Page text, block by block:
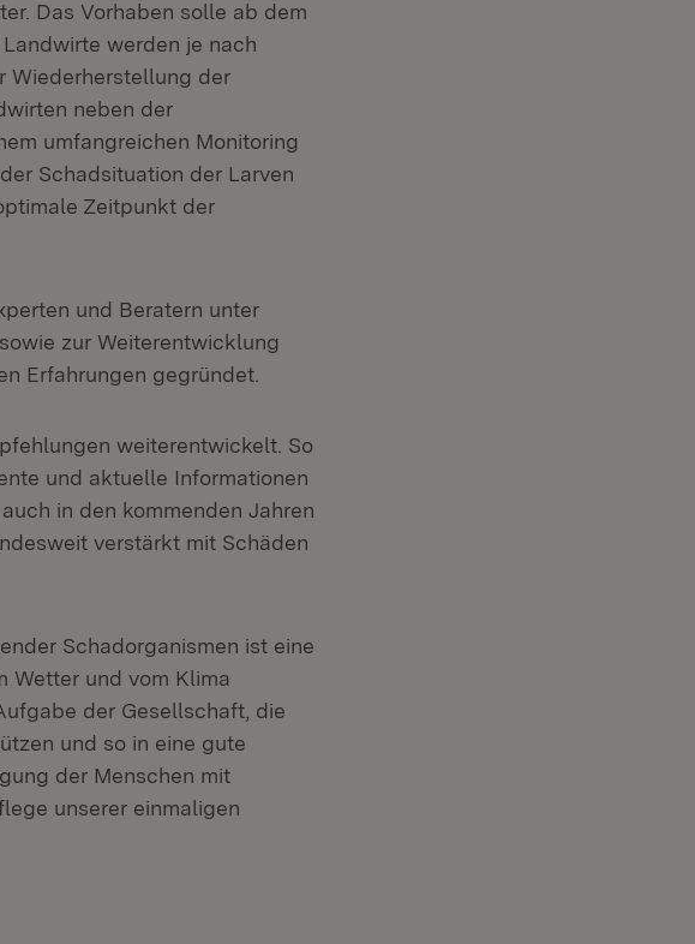
Das Vorhaben solle ab dem
werden je nach
Wiederherstellung der
neben der
umfangreichen Monitoring
Schadsituation der Larven
Zeitpunkt der
und Beratern unter
zur Weiterentwicklung
Erfahrungen gegründet.
weiterentwickelt. So
und aktuelle Informationen
in den kommenden Jahren
verstärkt mit Schäden
Schadorganismen ist eine
Wetter und vom Klima
der Gesellschaft, die
und so in eine gute
der Menschen mit
unserer einmaligen